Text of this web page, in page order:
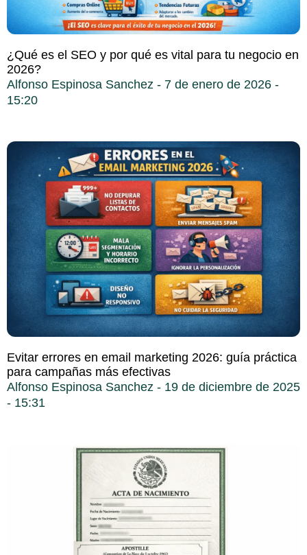
¿Qué es el SEO y por qué es vital para tu negocio en
2026?
Alfonso Espinosa Sanchez
7 de enero de 2026
15:20
Evitar errores en email marketing 2026: guía práctica
para campañas más efectivas
Alfonso Espinosa Sanchez
19 de diciembre de 2025
15:31